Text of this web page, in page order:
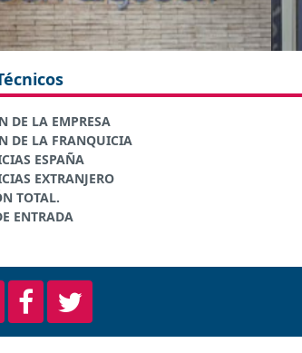
DE LA EMPRESA
DE LA FRANQUICIA
ESPAÑA
EXTRANJERO
TOTAL.
ENTRADA